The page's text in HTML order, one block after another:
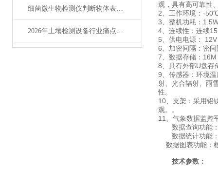
细菌微生物检测仪判断物体表面清洁度
2026年土壤检测设备行业痛点解析及莱恩德解决方案
观，具有高可靠性
2、工作环境：-
3、整机功耗：
4、连续性：连续
5、供电电源：
6、加密间隔：密
7、数据存储：
8、具有外部U盘存
9、传感器：环境
射、光合辐射、雨
性。
10、支架：采用铝
观。。
11、气象数据监控
数据查询功能：
数据统计功能：
数据图表功能：
技术参数：